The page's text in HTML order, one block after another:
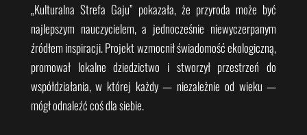
„Kulturalna Strefa Gaju” pokazała, że przyroda może być
najlepszym nauczycielem, a jednocześnie niewyczerpanym
źródłem inspiracji. Projekt wzmocnił świadomość ekologiczną,
promował lokalne dziedzictwo i stworzył przestrzeń do
współdziałania, w której każdy — niezależnie od wieku —
mógł odnaleźć coś dla siebie.